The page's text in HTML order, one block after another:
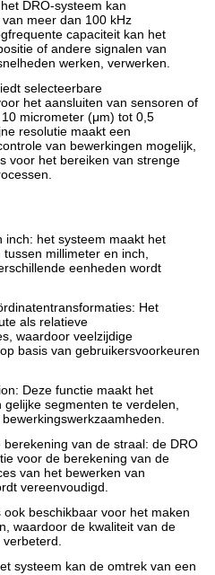
DRO-systeem kan
meer dan 100 kHz
capaciteit kan het
of andere signalen van
werken, verwerken.
selecteerbare
het aansluiten van sensoren of
micrometer (μm) tot 0,5
resolutie maakt een
van bewerkingen mogelijk,
voor het bereiken van strenge
inch: het systeem maakt het
millimeter en inch,
eenheden wordt
Het
als relatieve
waardoor veelzijdige
basis van gebruikersvoorkeuren
Deze functie maakt het
segmenten te verdelen,
van de straal: de DRO
voor de berekening van de
van het bewerken van
vereenvoudigd.
beschikbaar voor het maken
waardoor de kwaliteit van de
systeem kan de omtrek van een